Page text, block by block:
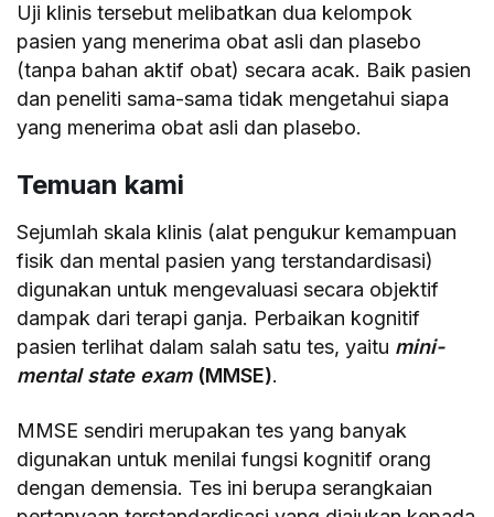
Uji klinis tersebut melibatkan dua kelompok
pasien yang menerima obat asli dan plasebo
(tanpa bahan aktif obat) secara acak. Baik pasien
dan peneliti sama-sama tidak mengetahui siapa
yang menerima obat asli dan plasebo.
Temuan kami
Sejumlah skala klinis (alat pengukur kemampuan
fisik dan mental pasien yang terstandardisasi)
digunakan untuk mengevaluasi secara objektif
dampak dari terapi ganja. Perbaikan kognitif
pasien terlihat dalam salah satu tes, yaitu mini-
mental state exam(MMSE).
MMSE sendiri merupakan tes yang banyak
digunakan untuk menilai fungsi kognitif orang
dengan demensia. Tes ini berupa serangkaian